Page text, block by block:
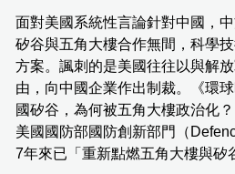
面對美國系統性言論針對中國，
矽谷與五角大樓合作無間，科學
方案。諷刺的是美國往往以與解
由，向中國企業作出制裁。《環
國矽谷，為何被五角大樓政治化
美國國防部國防創新部門（
7年來已「重新點燃五角大樓與矽